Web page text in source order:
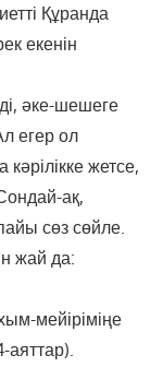
Құранда
екенін
әке-шешеге
егер ол
кәрілікке жетсе,
ақ,
сөз сөйле.
жай да:
мейіріміңе